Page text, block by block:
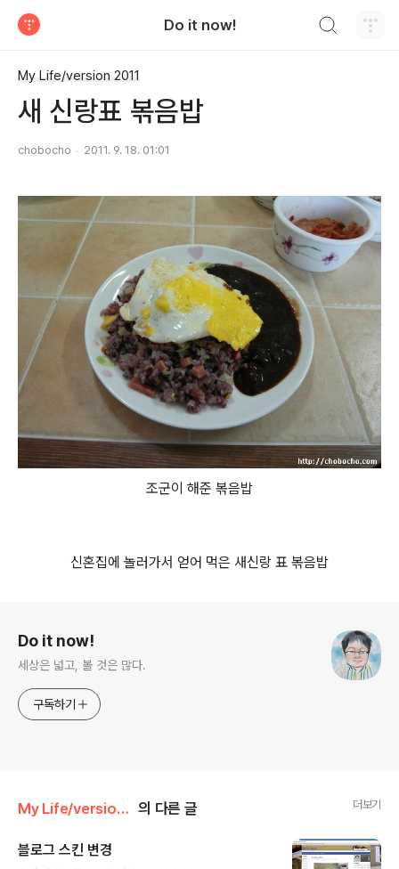
Do it now!
My Life/version 2011
새 신랑표 볶음밥
chobocho 2011. 9. 18. 01:01
조군이 해준 볶음밥
신혼집에 놀러가서 얻어 먹은 새신랑 표 볶음밥
Do it now!
세상은 넓고, 볼 것은 많다.
구독하기
My Life/version 2011 의 다른 글 더보기
블로그 스킨 변경